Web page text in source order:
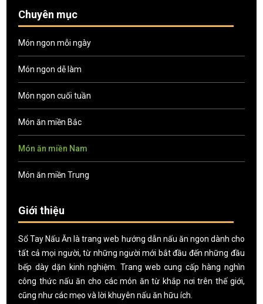
Chuyên mục
Món ngon mỗi ngày
Món ngon dễ làm
Món ngon cuối tuần
Món ăn miền Bắc
Món ăn miền Nam
Món ăn miền Trung
Giới thiệu
Sổ Tay Nấu Ăn là trang web hướng dẫn nấu ăn ngon dành cho
tất cả mọi người, từ những người mới bắt đầu đến những đầu
bếp dày dặn kinh nghiệm. Trang web cung cấp hàng nghìn
công thức nấu ăn cho các món ăn từ khắp nơi trên thế giới,
cũng như các mẹo và lời khuyên nấu ăn hữu ích.